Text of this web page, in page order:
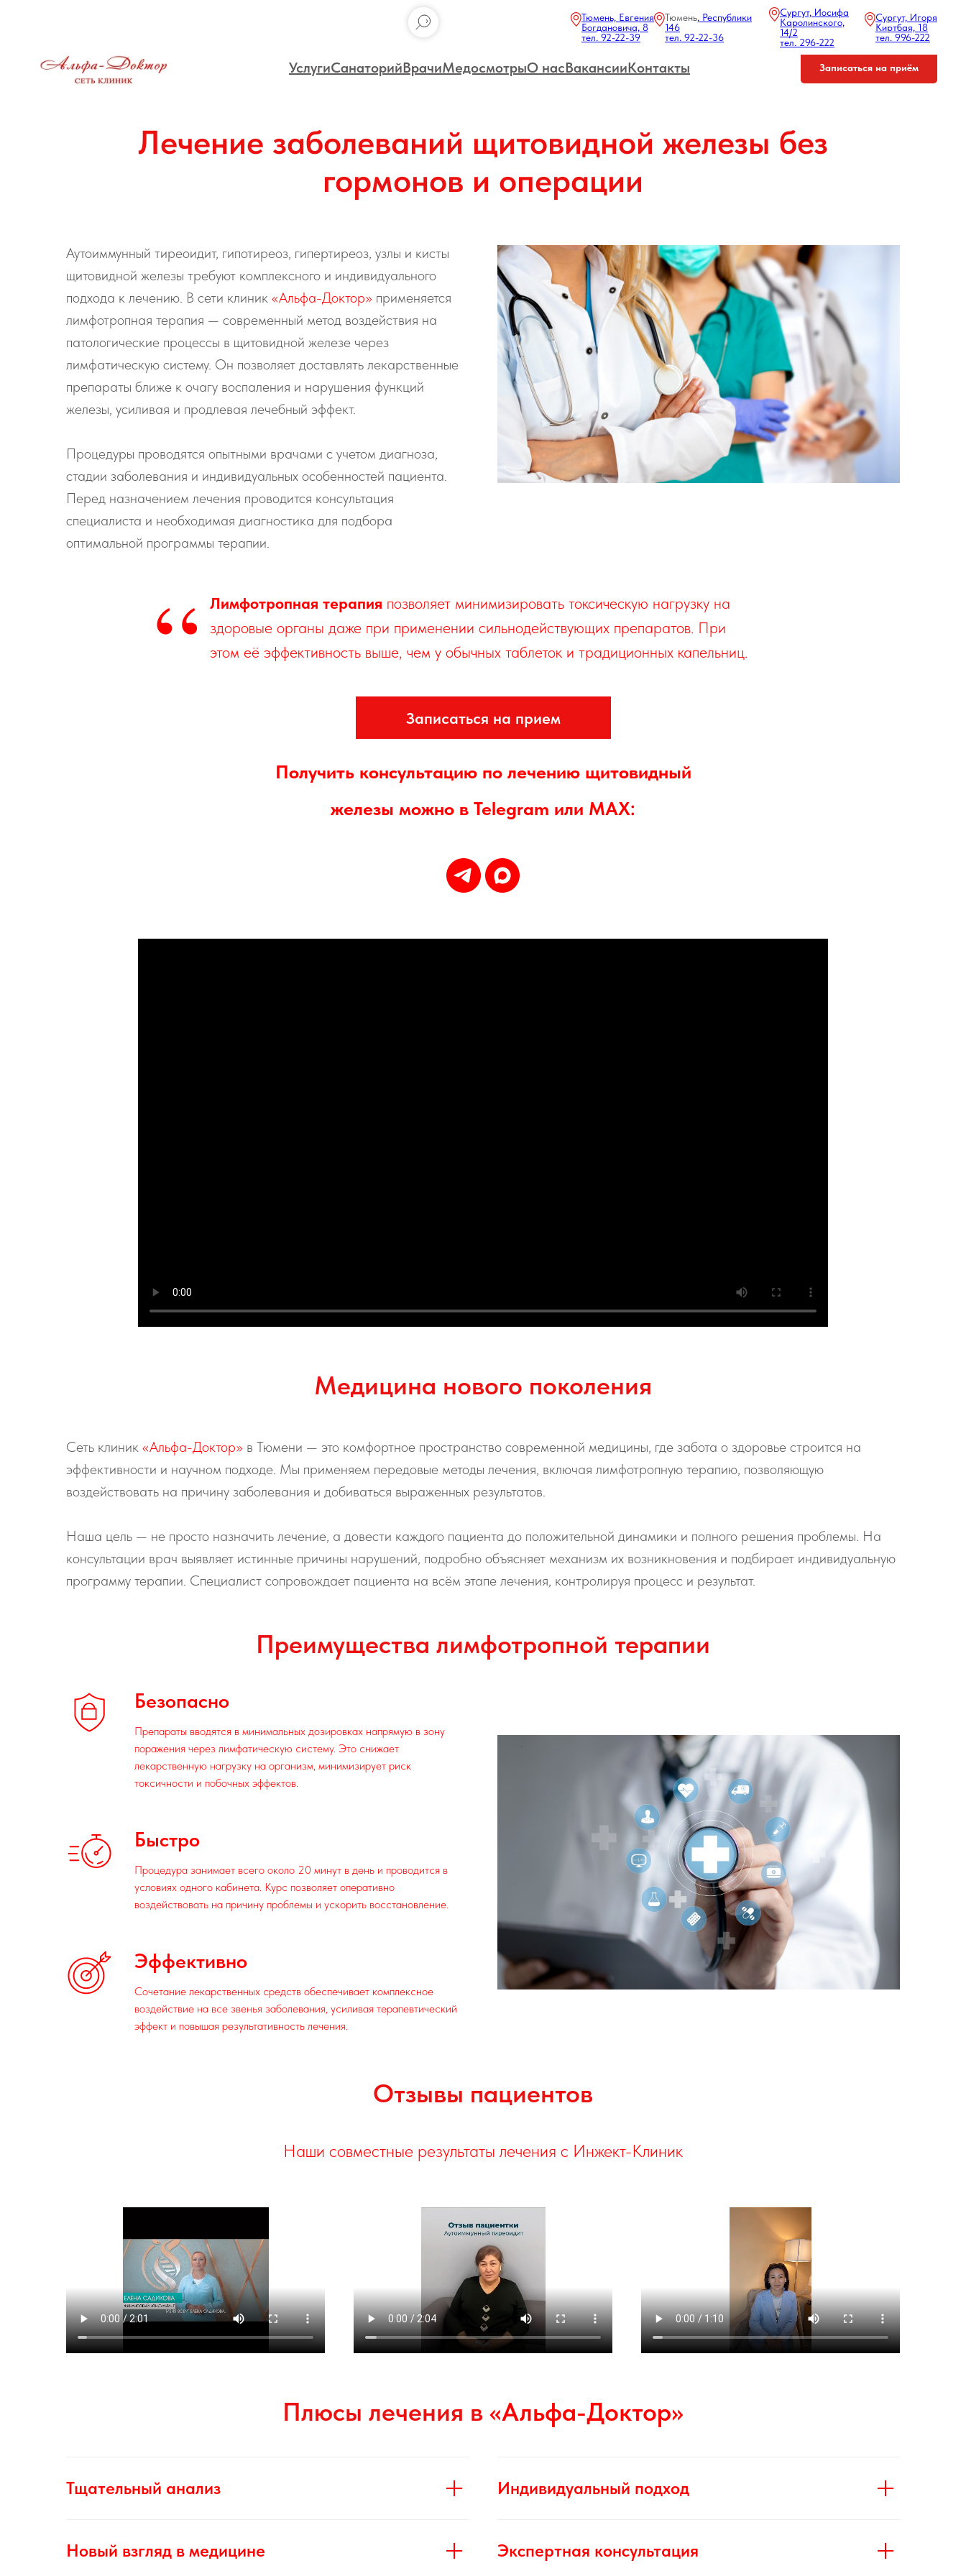
Тюмень, Евгения
Богдановича, 8
тел. 92-22-39
Тюмень, Республики
146
тел. 92-22-36
Сургут, Иосифа
Каролинского,
14/2
тел. 296-222
Сургут, Игоря
Киртбая, 18
тел. 996-222
УслугиСанаторийВрачиМедосмотрыО насВакансииКонтакты Записаться на приём
Лечение заболеваний щитовидной железы без
гормонов и операции
Аутоиммунный тиреоидит, гипотиреоз, гипертиреоз, узлы и кисты
щитовидной железы требуют комплексного и индивидуального
подхода к лечению. В сети клиник «Альфа-Доктор» применяется
лимфотропная терапия — современный метод воздействия на
патологические процессы в щитовидной железе через
лимфатическую систему. Он позволяет доставлять лекарственные
препараты ближе к очагу воспаления и нарушения функций
железы, усиливая и продлевая лечебный эффект.
Процедуры проводятся опытными врачами с учетом диагноза,
стадии заболевания и индивидуальных особенностей пациента.
Перед назначением лечения проводится консультация
специалиста и необходимая диагностика для подбора
оптимальной программы терапии.
“ Лимфотропная терапия позволяет минимизировать токсическую нагрузку на
здоровые органы даже при применении сильнодействующих препаратов. При
этом её эффективность выше, чем у обычных таблеток и традиционных капельниц.
Записаться на прием
Получить консультацию по лечению щитовидный
железы можно в Telegram или MAX:
Медицина нового поколения
Сеть клиник «Альфа-Доктор» в Тюмени — это комфортное пространство современной медицины, где забота о здоровье строится на
эффективности и научном подходе. Мы применяем передовые методы лечения, включая лимфотропную терапию, позволяющую
воздействовать на причину заболевания и добиваться выраженных результатов.
Наша цель — не просто назначить лечение, а довести каждого пациента до положительной динамики и полного решения проблемы. На
консультации врач выявляет истинные причины нарушений, подробно объясняет механизм их возникновения и подбирает индивидуальную
программу терапии. Специалист сопровождает пациента на всём этапе лечения, контролируя процесс и результат.
Преимущества лимфотропной терапии
Безопасно
Препараты вводятся в минимальных дозировках напрямую в зону
поражения через лимфатическую систему. Это снижает
лекарственную нагрузку на организм, минимизирует риск
токсичности и побочных эффектов.
Быстро
Процедура занимает всего около 20 минут в день и проводится в
условиях одного кабинета. Курс позволяет оперативно
воздействовать на причину проблемы и ускорить восстановление.
Эффективно
Сочетание лекарственных средств обеспечивает комплексное
воздействие на все звенья заболевания, усиливая терапевтический
эффект и повышая результативность лечения.
Отзывы пациентов
Наши совместные результаты лечения с Инжект-Клиник
Плюсы лечения в «Альфа-Доктор»
Тщательный анализ
Новый взгляд в медицине
Индивидуальный подход
Экспертная консультация